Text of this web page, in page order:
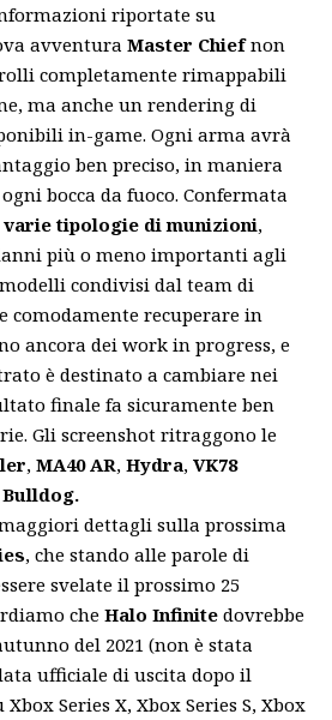
riportate su
avventura Master Chiefnon
completamente rimappabili
ma anche un rendering di
in-game. Ogni arma avrà
ben preciso, in maniera
bocca da fuoco. Confermata
varie tipologie di munizioni,
più o meno importanti agli
condivisi dal team di
comodamente recuperare in
ancora dei work in progress, e
è destinato a cambiare nei
finale fa sicuramente ben
Gli screenshot ritraggono le
, MA40 AR, Hydra, VK78
Bulldog.
dettagli sulla prossima
, che stando alle parole di
svelate il prossimo 25
che Halo Infinite dovrebbe
del 2021 (non è stata
ufficiale di uscita dopo il
Series X, Xbox Series S, Xbox